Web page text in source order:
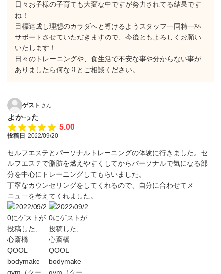
日々お子様の子育ても大変な中ですが努力されてる結果です
ね！
目標達成し理想のカラダへと導けるようスタッフ一同精一杯
サポートさせていただきますので、今後ともよろしくお願い
いたします！
日々のトレーニングや、食生活で不安な事や分からない事が
ありましたら何なりとご相談ください。
ゲスト さん
よかった
5.00
投稿日 2022/09/20
セルフエステとパーソナルトレーニングの体験に行きました。セ
ルフエステで脂肪を燃えやすくしてからパーソナルで気になる部
分を中心にトレーニングしてもらいました。
丁寧なカウンセリングをしてくれるので、自分に合わせてメ
ニューを考えてくれました。